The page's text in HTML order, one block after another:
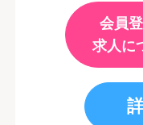
会員
求人に